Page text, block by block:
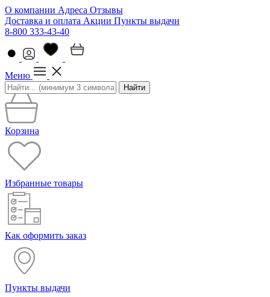
О компании Адреса Отзывы
Доставка и оплата Акции Пункты выдачи
8-800 333-43-40
Меню
Найти
Корзина
Избранные товары
Как оформить заказ
Пункты выдачи